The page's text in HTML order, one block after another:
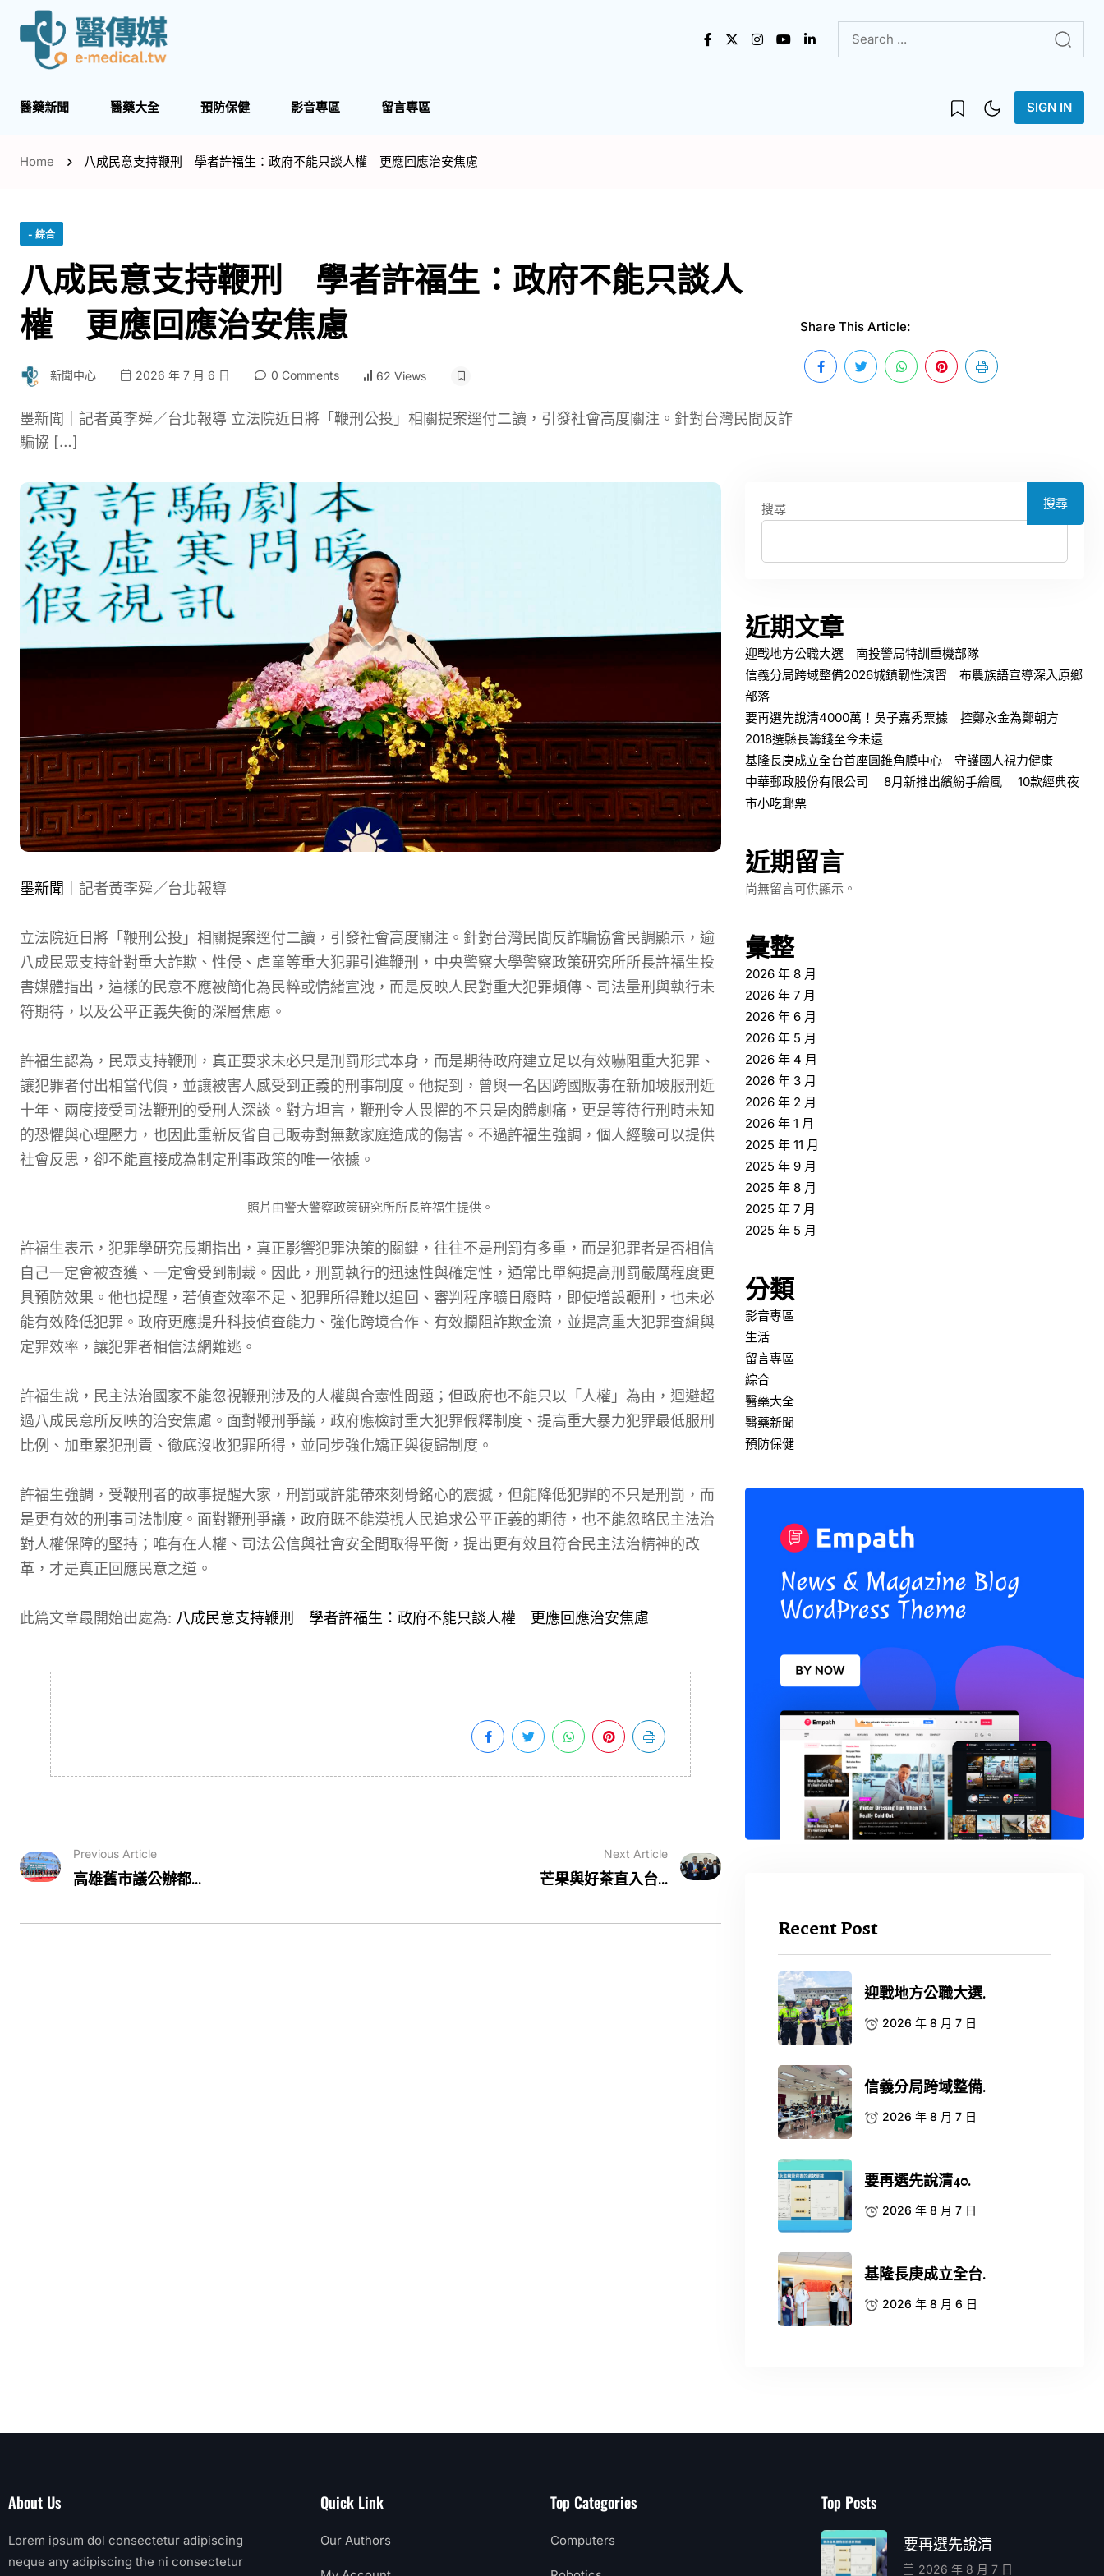
醫藥新聞 醫藥大全 預防保健 影音專區 留言專區 SIGN IN
Home 八成民意支持鞭刑 學者許福生：政府不能只談人權 更應回應治安焦慮
- 綜合
八成民意支持鞭刑 學者許福生：政府不能只談人
權 更應回應治安焦慮
新聞中心 2026 年 7 月 6 日 0 Comments 62 Views
墨新聞｜記者黃李舜／台北報導 立法院近日將「鞭刑公投」相關提案逕付二讀，引發社會高度關注。針對台灣民間反詐
騙協 […]
Share This Article:
墨新聞 ｜記者黃李舜／台北報導
立法院近日將「鞭刑公投」相關提案逕付二讀，引發社會高度關注。針對台灣民間反詐騙協會民調顯示，逾
八成民眾支持針對重大詐欺、性侵、虐童等重大犯罪引進鞭刑，中央警察大學警察政策研究所所長許福生投
書媒體指出，這樣的民意不應被簡化為民粹或情緒宣洩，而是反映人民對重大犯罪頻傳、司法量刑與執行未
符期待，以及公平正義失衡的深層焦慮。
許福生認為，民眾支持鞭刑，真正要求未必只是刑罰形式本身，而是期待政府建立足以有效嚇阻重大犯罪、
讓犯罪者付出相當代價，並讓被害人感受到正義的刑事制度。他提到，曾與一名因跨國販毒在新加坡服刑近
十年、兩度接受司法鞭刑的受刑人深談。對方坦言，鞭刑令人畏懼的不只是肉體劇痛，更是等待行刑時未知
的恐懼與心理壓力，也因此重新反省自己販毒對無數家庭造成的傷害。不過許福生強調，個人經驗可以提供
社會反思，卻不能直接成為制定刑事政策的唯一依據。
照片由警大警察政策研究所所長許福生提供。
許福生表示，犯罪學研究長期指出，真正影響犯罪決策的關鍵，往往不是刑罰有多重，而是犯罪者是否相信
自己一定會被查獲、一定會受到制裁。因此，刑罰執行的迅速性與確定性，通常比單純提高刑罰嚴厲程度更
具預防效果。他也提醒，若偵查效率不足、犯罪所得難以追回、審判程序曠日廢時，即使增設鞭刑，也未必
能有效降低犯罪。政府更應提升科技偵查能力、強化跨境合作、有效攔阻詐欺金流，並提高重大犯罪查緝與
定罪效率，讓犯罪者相信法網難逃。
許福生說，民主法治國家不能忽視鞭刑涉及的人權與合憲性問題；但政府也不能只以「人權」為由，迴避超
過八成民意所反映的治安焦慮。面對鞭刑爭議，政府應檢討重大犯罪假釋制度、提高重大暴力犯罪最低服刑
比例、加重累犯刑責、徹底沒收犯罪所得，並同步強化矯正與復歸制度。
許福生強調，受鞭刑者的故事提醒大家，刑罰或許能帶來刻骨銘心的震撼，但能降低犯罪的不只是刑罰，而
是更有效的刑事司法制度。面對鞭刑爭議，政府既不能漠視人民追求公平正義的期待，也不能忽略民主法治
對人權保障的堅持；唯有在人權、司法公信與社會安全間取得平衡，提出更有效且符合民主法治精神的改
革，才是真正回應民意之道。
此篇文章最開始出處為: 八成民意支持鞭刑 學者許福生：政府不能只談人權 更應回應治安焦慮
Previous Article
高雄舊市議公辦都...
Next Article
芒果與好茶直入台...
搜尋 搜尋
近期文章
迎戰地方公職大選 南投警局特訓重機部隊
信義分局跨域整備2026城鎮韌性演習 布農族語宣導深入原鄉
部落
要再選先說清4000萬！吳子嘉秀票據 控鄭永金為鄭朝方
2018選縣長籌錢至今未還
基隆長庚成立全台首座圓錐角膜中心 守護國人視力健康
中華郵政股份有限公司 8月新推出繽紛手繪風 10款經典夜
市小吃郵票
近期留言
尚無留言可供顯示。
彙整
2026 年 8 月
2026 年 7 月
2026 年 6 月
2026 年 5 月
2026 年 4 月
2026 年 3 月
2026 年 2 月
2026 年 1 月
2025 年 11 月
2025 年 9 月
2025 年 8 月
2025 年 7 月
2025 年 5 月
分類
影音專區
生活
留言專區
綜合
醫藥大全
醫藥新聞
預防保健
Recent Post
迎戰地方公職大選.
2026 年 8 月 7 日
信義分局跨域整備.
2026 年 8 月 7 日
要再選先說清40.
2026 年 8 月 7 日
基隆長庚成立全台.
2026 年 8 月 6 日
About Us
Lorem ipsum dol consectetur adipiscing
neque any adipiscing the ni consectetur
Quick Link
Our Authors
Top Categories
Computers
Top Posts
要再選先說清
2026 年 8 月 7 日